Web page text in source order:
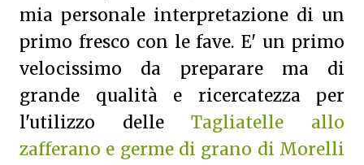
mia personale interpretazione di un
primo fresco con le fave. E' un primo
velocissimo da preparare ma di
grande qualità e ricercatezza per
l'utilizzo delleTagliatelle allo
zafferano e germe di grano di Morelli